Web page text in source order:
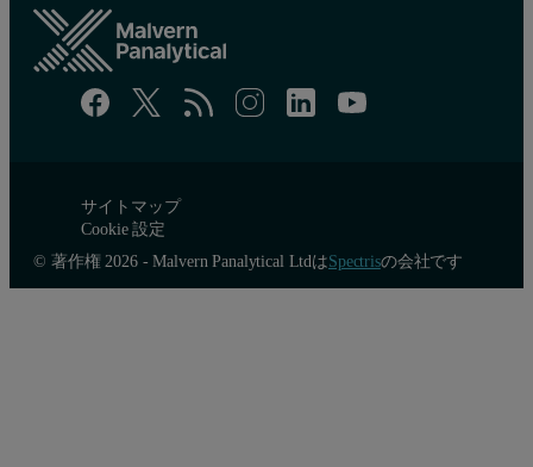
サイトマップ
Cookie 設定
© 著作権 2026 - Malvern Panalytical LtdはSpectrisの会社です